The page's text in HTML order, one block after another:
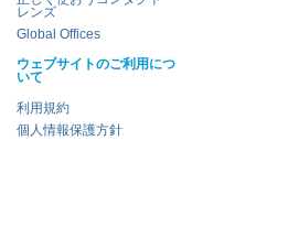
レンズ
Global Offices
ウェブサイトのご利用につ
いて
利用規約
個人情報保護方針